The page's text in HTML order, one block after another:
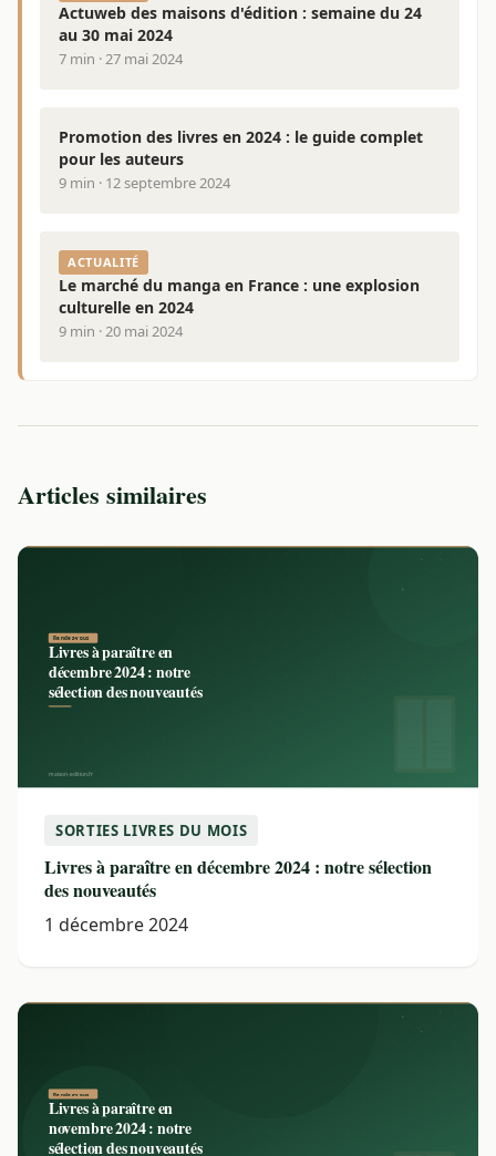
Actuweb des maisons d'édition : semaine du 24
au 30 mai 2024
7 min · 27 mai 2024
Promotion des livres en 2024 : le guide complet
pour les auteurs
9 min · 12 septembre 2024
ACTUALITÉ
Le marché du manga en France : une explosion
culturelle en 2024
9 min · 20 mai 2024
Articles similaires
SORTIES LIVRES DU MOIS
Livres à paraître en décembre 2024 : notre sélection
des nouveautés
1 décembre 2024